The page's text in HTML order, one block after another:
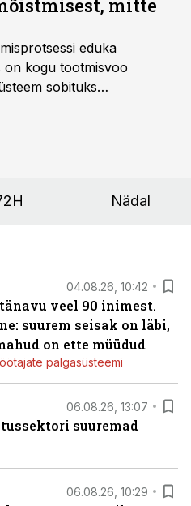
mitte
eduka
on kogu tootmisvoo
sobituks
Nädal
04.08.26, 10:42
veel 90 inimest.
suurem seisak on läbi,
on ette müüdud
palgasüsteemi
06.08.26, 13:07
suuremad
06.08.26, 10:29